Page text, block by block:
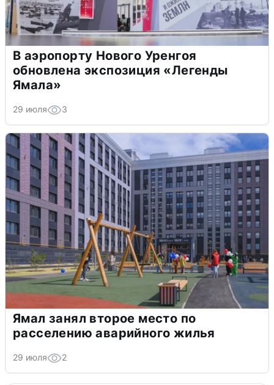
В аэропорту Нового Уренгоя
обновлена экспозиция «Легенды
Ямала»
29 июля 3
Ямал занял второе место по
расселению аварийного жилья
29 июля 2